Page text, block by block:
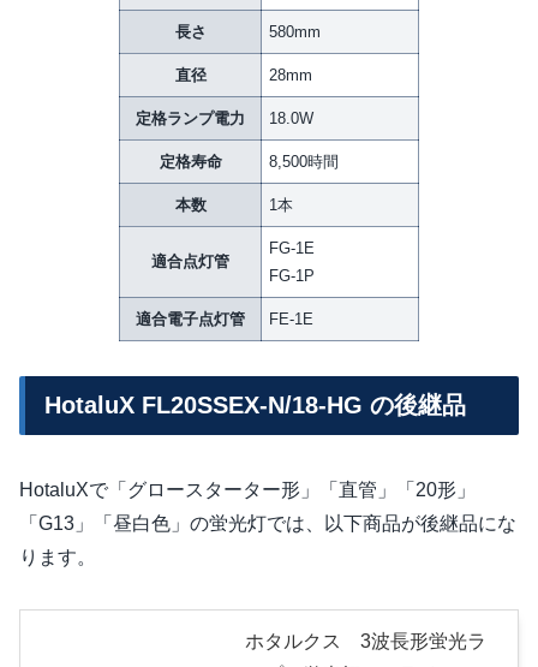
長さ 580mm
直径 28mm
定格ランプ電力 18.0W
定格寿命 8,500時間
本数 1本
適合点灯管
FG-1E
FG-1P
適合電子点灯管 FE-1E
HotaluX FL20SSEX-N/18-HG の後継品
HotaluXで「グロースターター形」「直管」「20形」
「G13」「昼白色」の蛍光灯では、以下商品が後継品にな
ります。
ホタルクス 3波長形蛍光ラ